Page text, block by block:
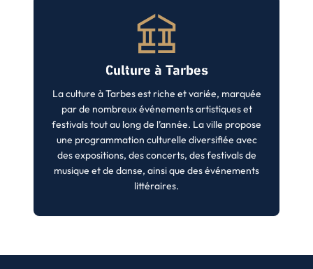
Culture à Tarbes
La culture à Tarbes est riche et variée, marquée
par de nombreux événements artistiques et
festivals tout au long de l’année. La ville propose
une programmation culturelle diversifiée avec
des expositions, des concerts, des festivals de
musique et de danse, ainsi que des événements
littéraires.